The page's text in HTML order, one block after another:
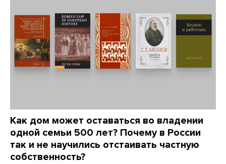
Как дом может оставаться во владении
одной семьи 500 лет? Почему в России
так и не научились отстаивать частную
собственность?